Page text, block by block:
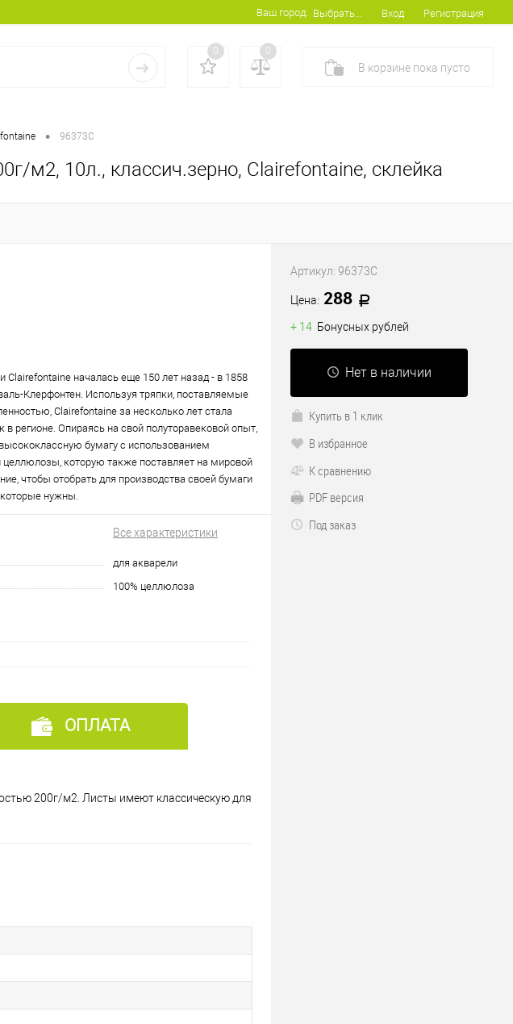
Ваш город: Выбрать... Вход Регистрация
0 0
В корзине пока пусто
• 96373C
м2, 10л., классич.зерно, Clairefontaine, склейка
Clairefontaine началась еще 150 лет назад - в 1858
Клерфонтен. Используя тряпки, поставляемые
Clairefontaine за несколько лет стала
регионе. Опираясь на свой полуторавековой опыт,
бумагу с использованием
целлюлозы, которую также поставляет на мировой
чтобы отобрать для производства своей бумаги
нужны.
Все характеристики
для акварели
100% целлюлоза
ОПЛАТА
200г/м2. Листы имеют классическую для
Артикул: 96373C
Цена: 288
+ 14 Бонусных рублей
Нет в наличии
Купить в 1 клик
В избранное
К сравнению
PDF версия
Под заказ